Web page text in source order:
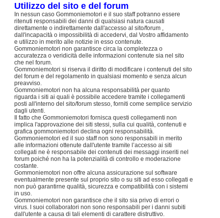
Utilizzo del sito e del forum
In nessun caso Gommoniemotori e il suo staff potranno essere
ritenuti responsabili dei danni di qualsiasi natura causati
direttamente o indirettamente dall'accesso al sito/forum ,
dall'incapacità o impossibilità di accedervi, dal Vostro affidamento
e utilizzo in merito alle notizie in esso contenute.
Gommoniemotori non garantisce circa la completezza o
accuratezza o veridicità delle informazioni contenute sia nel sito
che nel forum.
Gommoniemotori si riserva il diritto di modificare i contenuti del sito
del forum e del regolamento in qualsiasi momento e senza alcun
preavviso.
Gommoniemotori non ha alcuna responsabilità per quanto
riguarda i siti ai quali è possibile accedere tramite i collegamenti
posti all'interno del sito/forum stesso, forniti come semplice servizio
dagli utenti.
Il fatto che Gommoniemotori fornisca questi collegamenti non
implica l'approvazione dei siti stessi, sulla cui qualità, contenuti e
grafica gommoniemotori declina ogni responsabilità.
Gommoniemotori ed il suo staff non sono responsabili in merito
alle informazioni ottenute dall'utente tramite l’accesso ai siti
collegati ne è responsabile dei contenuti dei messaggi inseriti nel
forum poiché non ha la potenzialità di controllo e moderazione
costante.
Gommoniemotori non offre alcuna assicurazione sul software
eventualmente presente sul proprio sito o su siti ad esso collegati e
non può garantirne qualità, sicurezza e compatibilità con i sistemi
in uso.
Gommoniemotori non garantisce che il sito sia privo di errori o
virus. I suoi collaboratori non sono responsabili per i danni subiti
dall'utente a causa di tali elementi di carattere distruttivo.